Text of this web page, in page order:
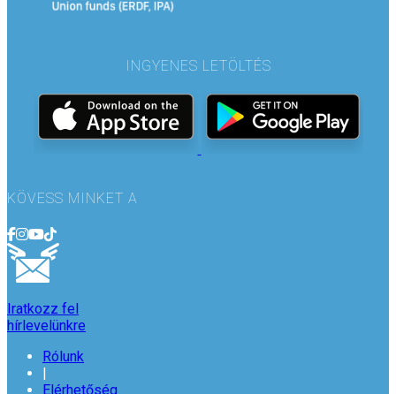
INGYENES LETÖLTÉS
KÖVESS MINKET A
Iratkozz fel
hírlevelünkre
Rólunk
|
Elérhetőség